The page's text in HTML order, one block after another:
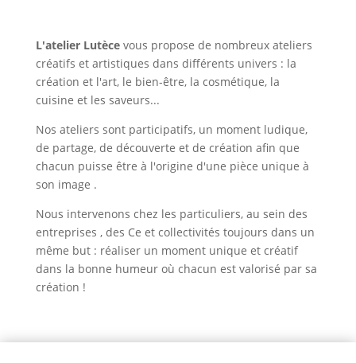
L'atelier Lutècevous propose de nombreux ateliers
créatifs et artistiques dans différents univers : la
création et l'art, le bien-être, la cosmétique, la
cuisine et les saveurs...
Nos ateliers sont participatifs, un moment ludique,
de partage, de découverte et de création afin que
chacun puisse être à l'origine d'une pièce unique à
son image .
Nous intervenons chez les particuliers, au sein des
entreprises , des Ce et collectivités toujours dans un
même but : réaliser un moment unique et créatif
dans la bonne humeur où chacun est valorisé par sa
création !